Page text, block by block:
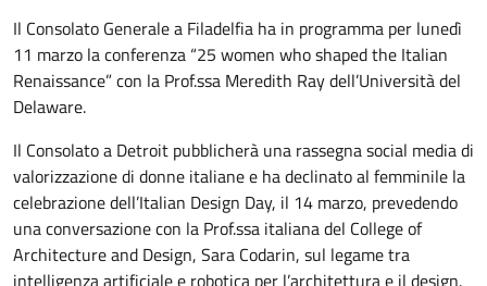
Il Consolato Generale a Filadelfia ha in programma per lunedì
11 marzo la conferenza “25 women who shaped the Italian
Renaissance” con la Prof.ssa Meredith Ray dell’Università del
Delaware.
Il Consolato a Detroit pubblicherà una rassegna social media di
valorizzazione di donne italiane e ha declinato al femminile la
celebrazione dell’Italian Design Day, il 14 marzo, prevedendo
una conversazione con la Prof.ssa italiana del College of
Architecture and Design, Sara Codarin, sul legame tra